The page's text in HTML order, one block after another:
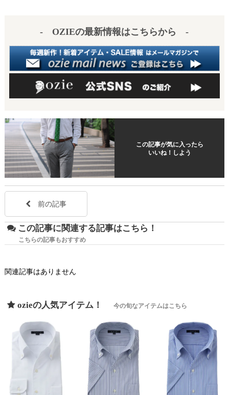
a
- OZIEの最新情報はこちらから -
この記事が気に入ったら
いいね！しよう
前の記事
この記事に関連する記事はこちら！
こちらの記事もおすすめ
関連記事はありません
ozieの人気アイテム！ 今の旬なアイテムはこちら